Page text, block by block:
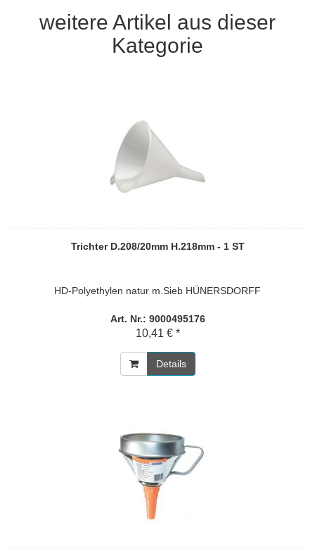
weitere Artikel aus dieser
Kategorie
Trichter D.208/20mm H.218mm - 1 ST
HD-Polyethylen natur m.Sieb HÜNERSDORFF
Art. Nr.: 9000495176
10,41 € *
Details